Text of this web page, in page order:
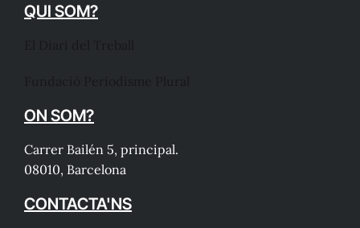
QUI SOM?
ON SOM?
Carrer Bailén 5, principal.
08010, Barcelona
CONTACTA'NS